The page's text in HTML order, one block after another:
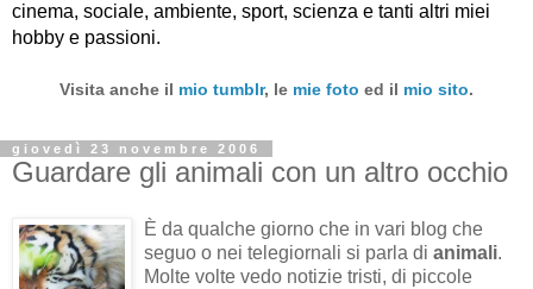
cinema, sociale, ambiente, sport, scienza e tanti altri miei
hobby e passioni.
Visita anche il mio tumblr, le mie foto ed il mio sito.
giovedì 23 novembre 2006
Guardare gli animali con un altro occhio
È da qualche giorno che in vari blog che
seguo o nei telegiornali si parla di animali.
Molte volte vedo notizie tristi, di piccole